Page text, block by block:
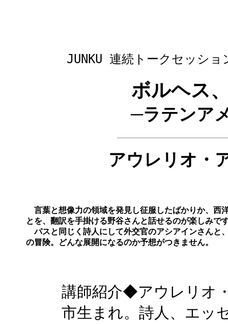
JUNKU 連続トークセッシ
ボルヘス
─ラテンア
アウレリオ・
言葉と想像力の領域を発見し征服したばかりか、西
とを、翻訳を手掛ける野谷さんと話せるのが楽し
パスと同じく詩人にして外交官のアシアインさんと
の冒険。どんな展開になるのか予想がつきま
講師紹介◆アウレリオ
市生まれ。詩人、エッ